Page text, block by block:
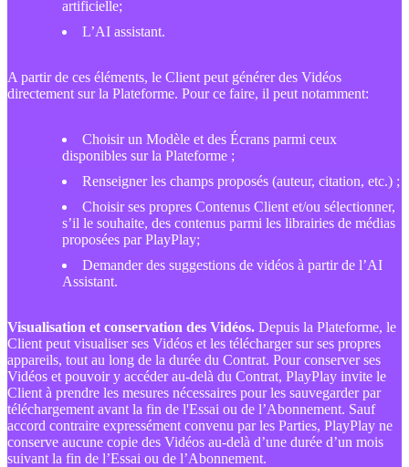
artificielle;
L’AI assistant.
A partir de ces éléments, le Client peut générer des Vidéos
directement sur la Plateforme. Pour ce faire, il peut notamment:
Choisir un Modèle et des Écrans parmi ceux
disponibles sur la Plateforme ;
Renseigner les champs proposés (auteur, citation, etc.) ;
Choisir ses propres Contenus Client et/ou sélectionner,
s’il le souhaite, des contenus parmi les librairies de médias
proposées par PlayPlay;
Demander des suggestions de vidéos à partir de l’AI
Assistant.
Visualisation et conservation des Vidéos. Depuis la Plateforme, le
Client peut visualiser ses Vidéos et les télécharger sur ses propres
appareils, tout au long de la durée du Contrat. Pour conserver ses
Vidéos et pouvoir y accéder au-delà du Contrat, PlayPlay invite le
Client à prendre les mesures nécessaires pour les sauvegarder par
téléchargement avant la fin de l'Essai ou de l’Abonnement. Sauf
accord contraire expressément convenu par les Parties, PlayPlay ne
conserve aucune copie des Vidéos au-delà d’une durée d’un mois
suivant la fin de l’Essai ou de l’Abonnement.